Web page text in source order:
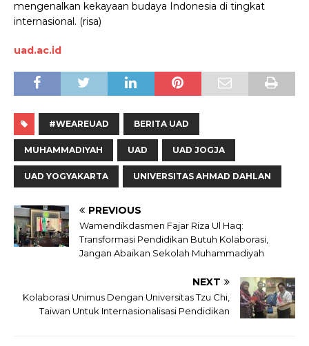
mengenalkan kekayaan budaya Indonesia di tingkat
internasional. (risa)
uad.ac.id
#WEAREUAD BERITA UAD
MUHAMMADIYAH UAD UAD JOGJA
UAD YOGYAKARTA UNIVERSITAS AHMAD DAHLAN
PREVIOUS
Wamendikdasmen Fajar Riza Ul Haq:
Transformasi Pendidikan Butuh Kolaborasi,
Jangan Abaikan Sekolah Muhammadiyah
NEXT
Kolaborasi Unimus Dengan Universitas Tzu Chi,
Taiwan Untuk Internasionalisasi Pendidikan